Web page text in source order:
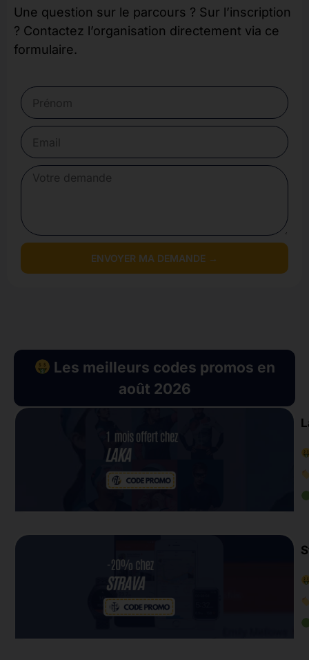
Une question sur le parcours ? Sur l’inscription
? Contactez l’organisation directement via ce
formulaire.
ENVOYER MA DEMANDE →
Les meilleurs codes promos en
août 2026